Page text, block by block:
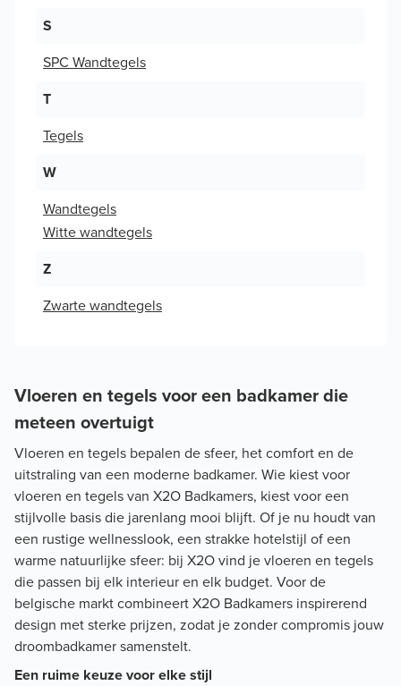
S
SPC Wandtegels
T
Tegels
W
Wandtegels
Witte wandtegels
Z
Zwarte wandtegels
Vloeren en tegels voor een badkamer die
meteen overtuigt
Vloeren en tegels bepalen de sfeer, het comfort en de
uitstraling van een moderne badkamer. Wie kiest voor
vloeren en tegels van X2O Badkamers, kiest voor een
stijlvolle basis die jarenlang mooi blijft. Of je nu houdt van
een rustige wellnesslook, een strakke hotelstijl of een
warme natuurlijke sfeer: bij X2O vind je vloeren en tegels
die passen bij elk interieur en elk budget. Voor de
belgische markt combineert X2O Badkamers inspirerend
design met sterke prijzen, zodat je zonder compromis jouw
droombadkamer samenstelt.
Een ruime keuze voor elke stijl